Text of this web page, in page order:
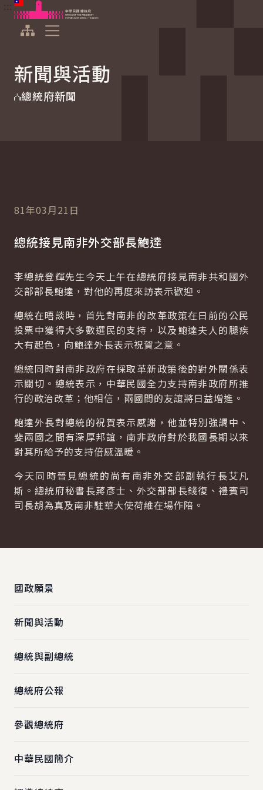
跳到主要內容
中華民國總統府
新聞與活動
總統府新聞
81年03月21日
總統接見南非外交部長鮑達
李總統登輝先生今天上午在總統府接見南非共和國外
交部部長鮑達，對他的再度來訪表示歡迎。
總統在晤談時，首先對南非的改革政策在日前的公民
投票中獲得大多數選民的支持，以及鮑達夫人的腿疾
大有起色，向鮑達外長表示祝賀之意。
總統同時對南非政府在採取革新政策後的對外關係表
示關切。總統表示，中華民國全力支持南非政府所推
行的政治改革；他相信，兩國間的友誼將日益增進。
鮑達外長對總統的祝賀表示感謝，他並特別強調中、
斐兩國之間有深厚邦誼，南非政府對於我國長期以來
對其所給予的支持倍感溫暖。
今天同時晉見總統的尚有南非外交部副執行長艾凡
斯。總統府秘書長蔣彥士、外交部部長錢復、禮賓司
司長胡為真及南非駐華大使荷維在場作陪。
國政願景
新聞與活動
總統與副總統
總統府公報
參觀總統府
中華民國簡介